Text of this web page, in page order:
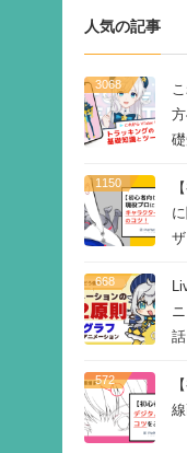
人気の記事
3068
1150
668
572